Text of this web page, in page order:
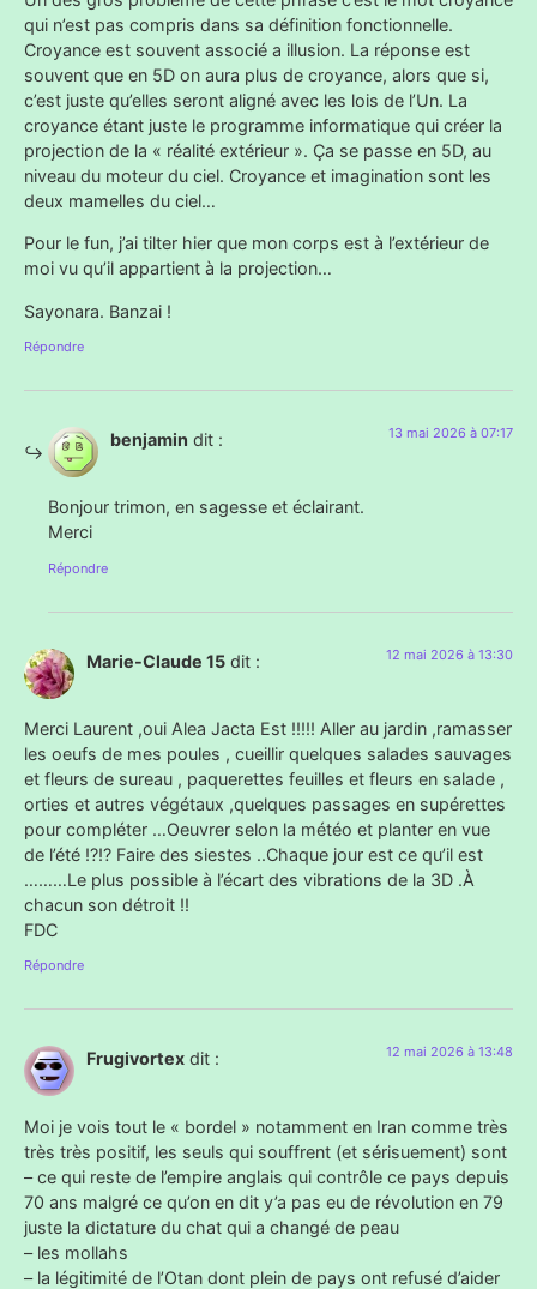
qui n’est pas compris dans sa définition fonctionnelle.
Croyance est souvent associé a illusion. La réponse est
souvent que en 5D on aura plus de croyance, alors que si,
c’est juste qu’elles seront aligné avec les lois de l’Un. La
croyance étant juste le programme informatique qui créer la
projection de la « réalité extérieur ». Ça se passe en 5D, au
niveau du moteur du ciel. Croyance et imagination sont les
deux mamelles du ciel…
Pour le fun, j’ai tilter hier que mon corps est à l’extérieur de
moi vu qu’il appartient à la projection…
Sayonara. Banzai !
Répondre
benjamin dit : 13 mai 2026 à 07:17
Bonjour trimon, en sagesse et éclairant.
Merci
Répondre
Marie-Claude 15 dit : 12 mai 2026 à 13:30
Merci Laurent ,oui Alea Jacta Est !!!!! Aller au jardin ,ramasser
les oeufs de mes poules , cueillir quelques salades sauvages
et fleurs de sureau , paquerettes feuilles et fleurs en salade ,
orties et autres végétaux ,quelques passages en supérettes
pour compléter …Oeuvrer selon la météo et planter en vue
de l’été !?!? Faire des siestes ..Chaque jour est ce qu’il est
………Le plus possible à l’écart des vibrations de la 3D .À
chacun son détroit !!
FDC
Répondre
Frugivortex dit : 12 mai 2026 à 13:48
Moi je vois tout le « bordel » notamment en Iran comme très
très très positif, les seuls qui souffrent (et sérisuement) sont
– ce qui reste de l’empire anglais qui contrôle ce pays depuis
70 ans malgré ce qu’on en dit y’a pas eu de révolution en 79
juste la dictature du chat qui a changé de peau
– les mollahs
– la légitimité de l’Otan dont plein de pays ont refusé d’aider